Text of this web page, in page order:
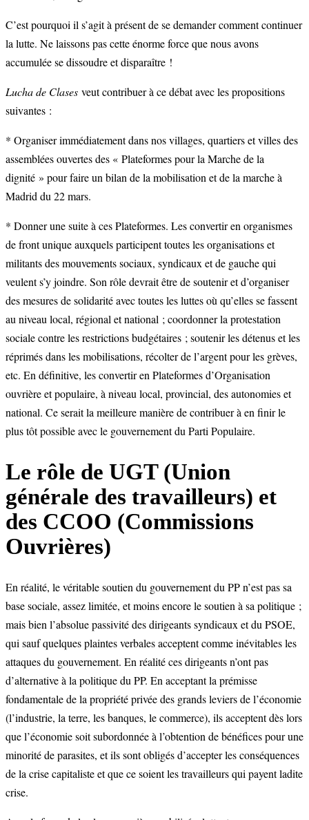
C’est pourquoi il s’agit à présent de se demander comment continuer
la lutte. Ne laissons pas cette énorme force que nous avons
accumulée se dissoudre et disparaître !
Lucha de Clases veut contribuer à ce débat avec les propositions
suivantes :
* Organiser immédiatement dans nos villages, quartiers et villes des
assemblées ouvertes des « Plateformes pour la Marche de la
dignité » pour faire un bilan de la mobilisation et de la marche à
Madrid du 22 mars.
* Donner une suite à ces Plateformes. Les convertir en organismes
de front unique auxquels participent toutes les organisations et
militants des mouvements sociaux, syndicaux et de gauche qui
veulent s’y joindre. Son rôle devrait être de soutenir et d’organiser
des mesures de solidarité avec toutes les luttes où qu’elles se fassent
au niveau local, régional et national ; coordonner la protestation
sociale contre les restrictions budgétaires ; soutenir les détenus et les
réprimés dans les mobilisations, récolter de l’argent pour les grèves,
etc. En définitive, les convertir en Plateformes d’Organisation
ouvrière et populaire, à niveau local, provincial, des autonomies et
national. Ce serait la meilleure manière de contribuer à en finir le
plus tôt possible avec le gouvernement du Parti Populaire.
Le rôle de UGT (Union
générale des travailleurs) et
des CCOO (Commissions
Ouvrières)
En réalité, le véritable soutien du gouvernement du PP n’est pas sa
base sociale, assez limitée, et moins encore le soutien à sa politique ;
mais bien l’absolue passivité des dirigeants syndicaux et du PSOE,
qui sauf quelques plaintes verbales acceptent comme inévitables les
attaques du gouvernement. En réalité ces dirigeants n’ont pas
d’alternative à la politique du PP. En acceptant la prémisse
fondamentale de la propriété privée des grands leviers de l’économie
(l’industrie, la terre, les banques, le commerce), ils acceptent dès lors
que l’économie soit subordonnée à l’obtention de bénéfices pour une
minorité de parasites, et ils sont obligés d’accepter les conséquences
de la crise capitaliste et que ce soient les travailleurs qui payent ladite
crise.